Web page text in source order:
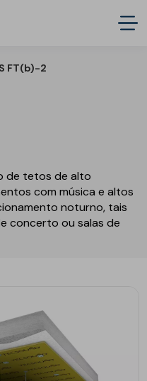
FT(b)-2
de tetos de alto
com música e altos
noturno, tais
concerto ou salas de